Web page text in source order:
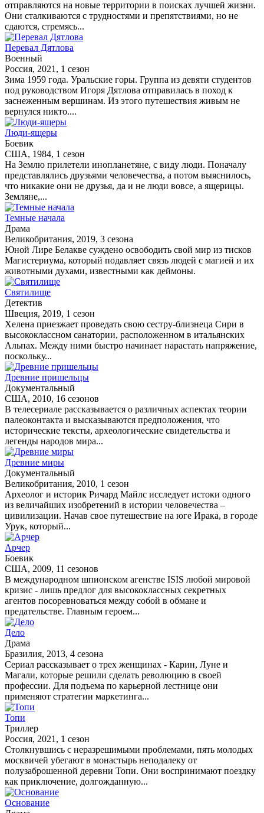
отправляются на новые территории в поисках лучшей жизни.
Они сталкиваются с трудностями и препятствиями, но не
сдаются, стремясь...
Перевал Дятлова
Военный
Россия, 2021, 1 сезон
Зима 1959 года. Уральские горы. Группа из девяти студентов
под руководством Игоря Дятлова отправилась в поход к
заснеженным вершинам. Из этого путешествия живым не
вернулся никто....
Люди-ящеры
Боевик
США, 1984, 1 сезон
На Землю прилетели инопланетяне, с виду люди. Поначалу
представлялись друзьями человечества, а потом выяснилось,
что никакие они не друзья, да и не люди вовсе, а ящерицы.
Земляне,...
Темные начала
Драма
Великобритания, 2019, 3 сезона
Юной Лире Белакве суждено освободить свой мир из тисков
Магистериума, который подавляет связь людей с магией и их
животными духами, известными как деймоны.
Святилище
Детектив
Швеция, 2019, 1 сезон
Хелена приезжает проведать свою сестру-близнеца Сири в
высококлассном санатории, расположенном в итальянских
Альпах. Между ними быстро начинает нарастать напряжение,
поскольку...
Древние пришельцы
Документальный
США, 2010, 16 сезонов
В телесериале рассказывается о различных аспектах теории
палеоконтакта и высказываются предположения, что
исторические тексты, археологические свидетельства и
легенды народов мира...
Древние миры
Документальный
Великобритания, 2010, 1 сезон
Археолог и историк Ричард Майлс исследует истоки одного
из величайших изобретений в истории человечества –
цивилизации. Начав свое путешествие на юге Ирака, в городе
Урук, который...
Арчер
Боевик
США, 2009, 11 сезонов
В международном шпионском агенстве ISIS любой мировой
кризис - лишь предлог для высококлассных секретных
агентов посоревноваться между собой в обмане и
предательстве. Главным героем...
Дело
Драма
Бразилия, 2013, 4 сезона
Сериал рассказывает о трех женщинах - Карин, Луне и
Магали, которые решили сделать революцию в своей
профессии. Для подъема по карьерной лестнице они
применяют стратегии маркетинга...
Топи
Триллер
Россия, 2021, 1 сезон
Столкнувшись с неразрешимыми проблемами, пять молодых
москвичей убегают в монастырь неподалеку от
полузаброшенной деревни Топи. Они воспринимают поездку
как приключение, долгожданную...
Основание